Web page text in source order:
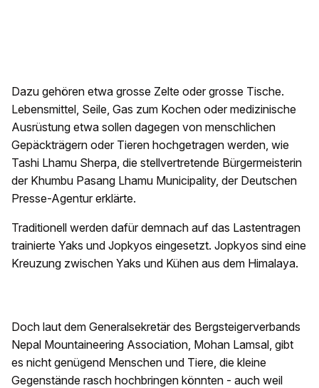
Dazu gehören etwa grosse Zelte oder grosse Tische.
Lebensmittel, Seile, Gas zum Kochen oder medizinische
Ausrüstung etwa sollen dagegen von menschlichen
Gepäckträgern oder Tieren hochgetragen werden, wie
Tashi Lhamu Sherpa, die stellvertretende Bürgermeisterin
der Khumbu Pasang Lhamu Municipality, der Deutschen
Presse-Agentur erklärte.
Traditionell werden dafür demnach auf das Lastentragen
trainierte Yaks und Jopkyos eingesetzt. Jopkyos sind eine
Kreuzung zwischen Yaks und Kühen aus dem Himalaya.
Doch laut dem Generalsekretär des Bergsteigerverbands
Nepal Mountaineering Association, Mohan Lamsal, gibt
es nicht genügend Menschen und Tiere, die kleine
Gegenstände rasch hochbringen könnten - auch weil